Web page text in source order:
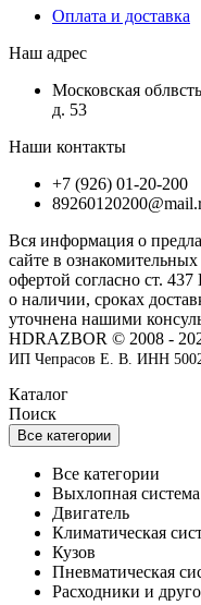
Оплата и доставка
Наш адрес
Московская
д. 53
Наши контакты
+7 (926) 01-20-200
Вся информация о
сайте в
офертой согласно ст.
о наличии, сроках
уточнена нашими
HDRAZBOR © 2008 -
ИП Чепрасов Е. В. ИНН
Каталог
Поиск
Все категории
Все категории
Выхлопная система
Двигатель
Климатическая
Кузов
Пневматическая
Расходники и